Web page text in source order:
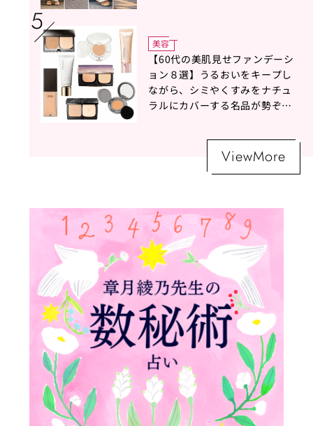
美容
【60代の美肌見せファンデーシ
ョン８選】うるおいをキープし
ながら、シミやくすみをナチュ
ラルにカバーする名品が勢ぞろ
ViewMore